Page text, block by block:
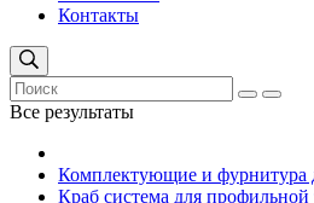
Контакты
Все результаты
Комплектующие и фурнитура
Краб система для